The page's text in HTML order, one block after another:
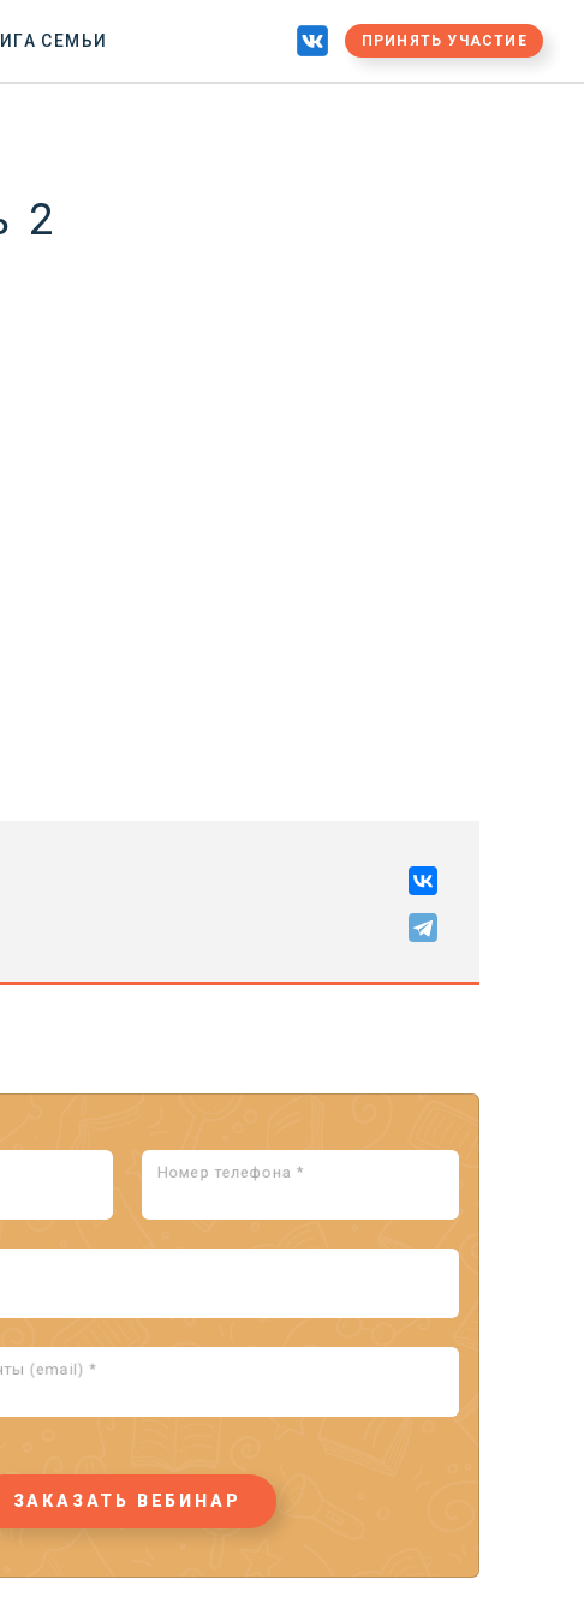
ПРИНЯТЬ УЧАСТИЕ
СЕМЬИ
2
Номер телефона *
(email) *
ЗАКАЗАТЬ ВЕБИНАР